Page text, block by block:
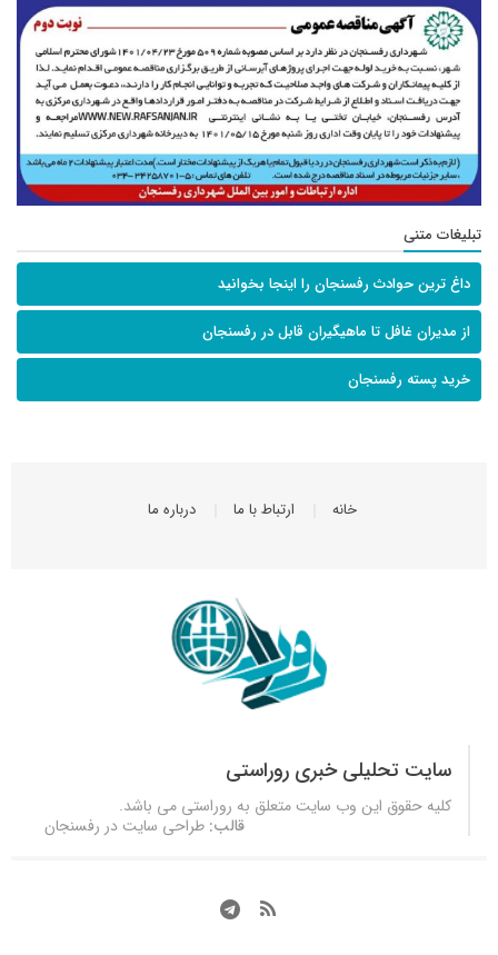
تبلیغات متنی
داغ ترین حوادث رفسنجان را اینجا بخوانید
از مدیران غافل تا ماهیگیران قابل در رفسنجان
خرید پسته رفسنجان
خانه ارتباط با ما درباره ما
سایت تحلیلی خبری روراستی
کلیه حقوق این وب سایت متعلق به روراستی می باشد.
قالب: طراحی سایت در رفسنجان